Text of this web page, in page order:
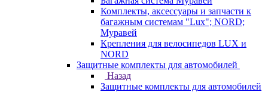
Комплекты, аксессуары и запчасти к
багажным системам "Lux"; NORD;
Муравей
Крепления для велосипедов LUX и
NORD
Защитные комплекты для автомобилей
Назад
Защитные комплекты для автомобилей